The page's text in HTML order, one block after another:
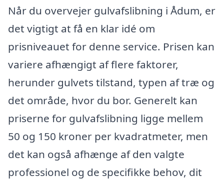
Når du overvejer gulvafslibning i Ådum, er
det vigtigt at få en klar idé om
prisniveauet for denne service. Prisen kan
variere afhængigt af flere faktorer,
herunder gulvets tilstand, typen af træ og
det område, hvor du bor. Generelt kan
priserne for gulvafslibning ligge mellem
50 og 150 kroner per kvadratmeter, men
det kan også afhænge af den valgte
professionel og de specifikke behov, dit